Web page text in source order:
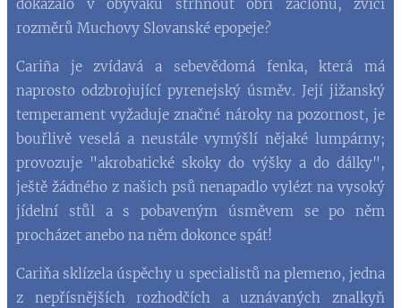
dokázalo v obýváku strhnout obří záclonu, zvící
rozměrů Muchovy Slovanské epopeje?
Cariña je zvídavá a sebevědomá fenka, která má
naprosto odzbrojující pyrenejský úsměv. Její jižanský
temperament vyžaduje značné nároky na pozornost, je
bouřlivě veselá a neustále vymýšlí nějaké lumpárny;
provozuje "akrobatické skoky do výšky a do dálky",
ještě žádného z našich psů nenapadlo vylézt na vysoký
jídelní stůl a s pobaveným úsměvem se po něm
procházet anebo na něm dokonce spát!
Cariňa sklízela úspěchy u specialistů na plemeno, jedna
z nepřísnějších rozhodčích a uznávaných znalkyň